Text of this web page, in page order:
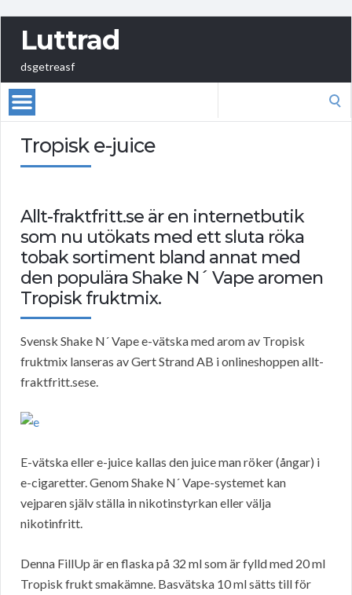
Luttrad
dsgetreasf
Tropisk e-juice
Allt-fraktfritt.se är en internetbutik
som nu utökats med ett sluta röka
tobak sortiment bland annat med
den populära Shake N´ Vape aromen
Tropisk fruktmix.
Svensk Shake N´ Vape e-vätska med arom av Tropisk
fruktmix lanseras av Gert Strand AB i onlineshoppen allt-
fraktfritt.sese.
E-vätska eller e-juice kallas den juice man röker (ångar) i
e-cigaretter. Genom Shake N´ Vape-systemet kan
vejparen själv ställa in nikotinstyrkan eller välja
nikotinfritt.
Denna FillUp är en flaska på 32 ml som är fylld med 20 ml
Tropisk frukt smakämne. Basvätska 10 ml sätts till för